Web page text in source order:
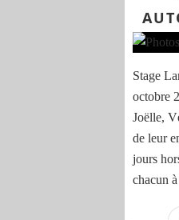
Stage
octobre
Joëlle,
de leur
jours
chacun